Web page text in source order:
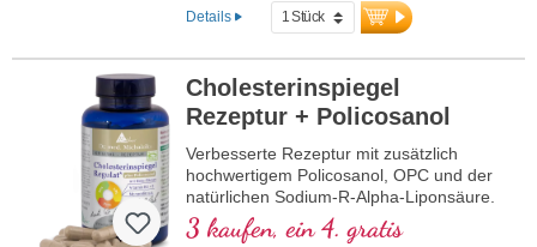
Details
Cholesterinspiegel
Rezeptur + Policosanol
Verbesserte Rezeptur mit zusätzlich
hochwertigem Policosanol, OPC und der
natürlichen Sodium-R-Alpha-Liponsäure.
3 kaufen, ein 4. gratis